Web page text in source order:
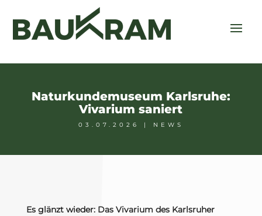
Naturkundemuseum Karlsruhe:
Vivarium saniert
03.07.2026 | NEWS
Es glänzt wieder: Das Vivarium des Karlsruher